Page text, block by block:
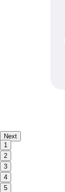
Next
1
2
3
4
5